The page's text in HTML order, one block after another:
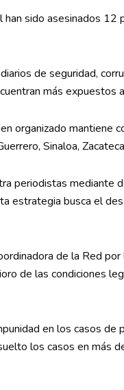
sido asesinados 12
de seguridad,
más expuestos
organizado mantiene
Sinaloa,
periodistas mediante
estrategia busca el
de la Red
de las condiciones
en los casos de
los casos en más